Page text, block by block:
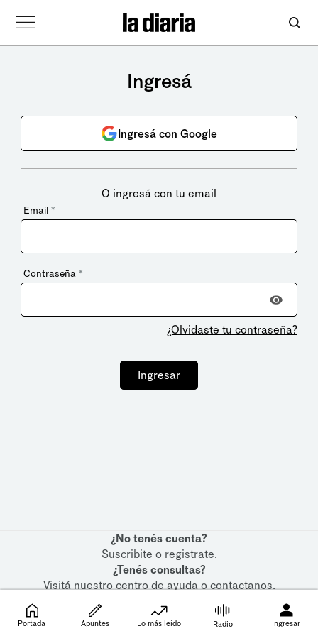
Ingresá
Ingresá con Google
O ingresá con tu email
Email *
Contraseña *
¿Olvidaste tu contraseña?
Ingresar
¿No tenés cuenta?
Suscribite o registrate.
¿Tenés consultas?
Visitá nuestrocentro de ayudaocontactanos.
Portada Apuntes Lo más leído Radio Ingresar